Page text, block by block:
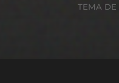
TEMA DE